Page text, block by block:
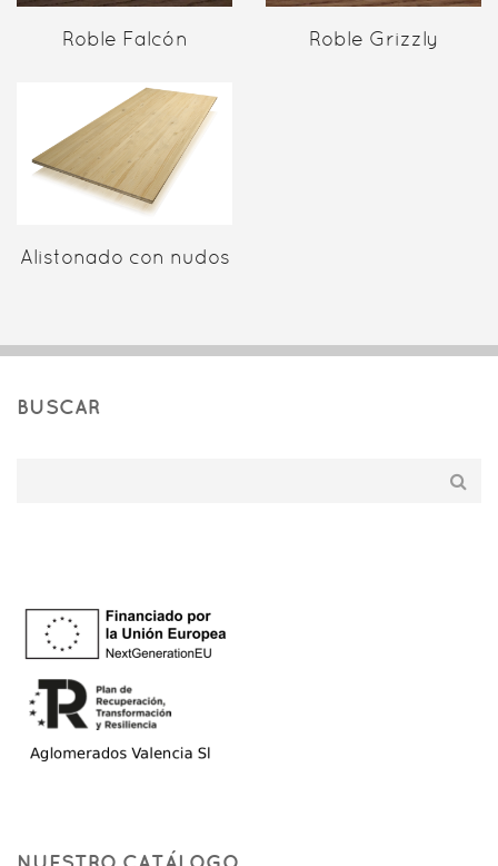
Roble Falcón Roble Grizzly
Alistonado con nudos
BUSCAR